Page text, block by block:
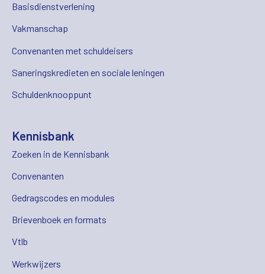
Basisdienstverlening
Vakmanschap
Convenanten met schuldeisers
Saneringskredieten en sociale leningen
Schuldenknooppunt
Kennisbank
Zoeken in de Kennisbank
Convenanten
Gedragscodes en modules
Brievenboek en formats
Vtlb
Werkwijzers